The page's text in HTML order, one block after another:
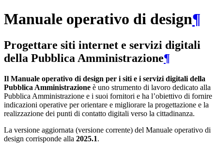
Manuale operativo di design¶
Progettare siti internet e servizi digitali
della Pubblica Amministrazione¶
Il Manuale operativo di design per i siti e i servizi digitali della
Pubblica Amministrazione è uno strumento di lavoro dedicato alla
Pubblica Amministrazione e i suoi fornitori e ha l’obiettivo di fornire
indicazioni operative per orientare e migliorare la progettazione e la
realizzazione dei punti di contatto digitali verso la cittadinanza.
La versione aggiornata (versione corrente) del Manuale operativo di
design corrisponde alla 2025.1.